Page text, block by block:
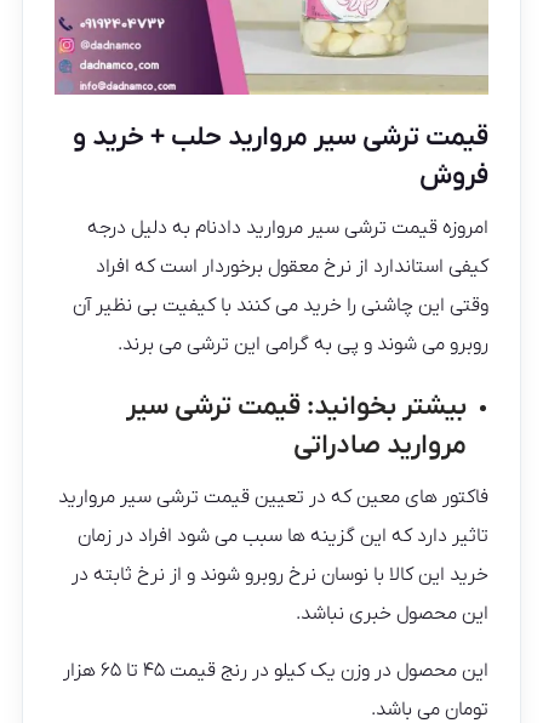
قیمت ترشی سیر مروارید حلب + خرید و
فروش
امروزه قیمت ترشی سیر مروارید دادنام به دلیل درجه
کیفی استاندارد از نرخ معقول برخوردار است که افراد
وقتی این چاشنی را خرید می کنند با کیفیت بی نظیر آن
روبرو می شوند و پی به گرامی این ترشی می برند.
بیشتر بخوانید:قیمت ترشی سیر
مروارید صادراتی
فاکتور های معین که در تعیین قیمت ترشی سیر مروارید
تاثیر دارد که این گزینه ها سبب می شود افراد در زمان
خرید این کالا با نوسان نرخ روبرو شوند و از نرخ ثابته در
این محصول خبری نباشد.
این محصول در وزن یک کیلو در رنج قیمت ۴۵ تا ۶۵ هزار
تومان می باشد.